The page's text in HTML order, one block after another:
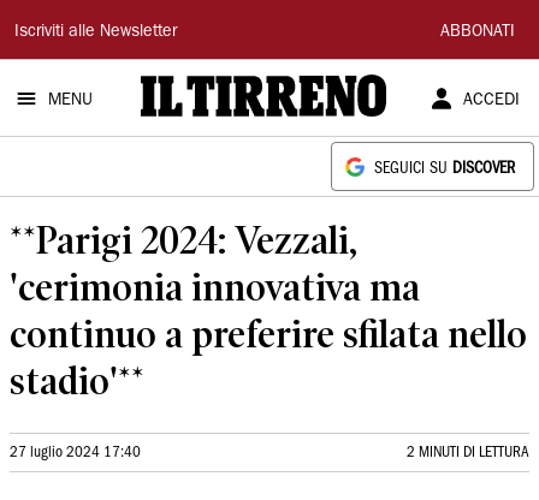
Il
Tirreno
Iscriviti alle Newsletter ABBONATI
MENU ACCEDI
SEGUICI SU DISCOVER
**Parigi 2024: Vezzali,
'cerimonia innovativa ma
continuo a preferire sfilata nello
stadio'**
27 luglio 2024 17:40 2 MINUTI DI LETTURA